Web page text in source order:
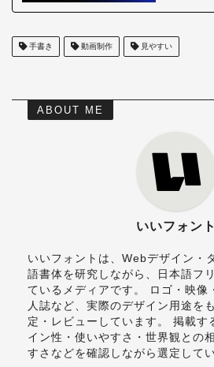
手書き 動画制作 見やすい
ABOUT ME
いいフォント
いいフォントは、Webデザイン・
語書体を研究しながら、日本語フ
ているメディアです。 ロゴ・映像
人誌など、実際のデザイン用途を
定・レビューしています。 掲載す
イン性・使いやすさ・世界観との
すさなどを確認しながら選定してい